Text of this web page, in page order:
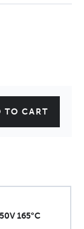
TO CART
165°C